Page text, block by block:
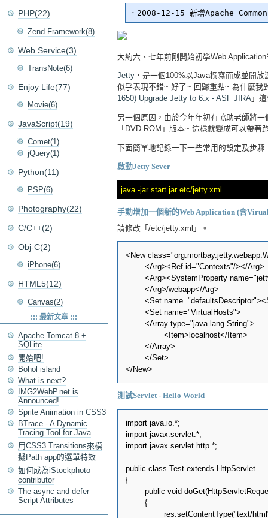
大約六、七年前剛開始初學Web
Jetty ．是一個100%以Java撰寫而成並開
似乎表現不錯~ 好了~ 回歸重點~ 為什麼我
1650) Upgrade Jetty to 6.x - ASF JIRA 」
另一個原因，由於今年年初有協助老師將
「DVD-ROM」版本~ 這樣就變成可以帶
下面簡單地記錄一下一些常用的設定及步驟
啟動Jetty Sever
手動增加一個新的Web Application (含
請修改「/etc/jetty.xml」。
<New
測試Servlet - Hello World
import java.io.*;
import javax.servlet.*;
import javax.servlet.http.*;
public class Test extends HttpServlet
{
PHP(22)
Zend Framework(8)
Web Service(3)
TransNote(6)
Enjoy Life(77)
Movie(6)
JavaScript(19)
Comet(1)
jQuery(1)
Python(11)
PSP(6)
Photography(22)
C/C++(2)
Obj-C(2)
iPhone(6)
HTML5(12)
Canvas(2)
::: 最新文章 :::
Apache Tomcat 8 +
SQLite
開始吧!
Bohol island
What is next?
IMG2WebP.net is
Announced!
Sprite Animation in CSS3
BTrace - A Dynamic
Tracing Tool for Java
用CSS3 Transitions來模
擬Path app的選單特效
如何成為iStockphoto
contributor
The async and defer
Script Attributes